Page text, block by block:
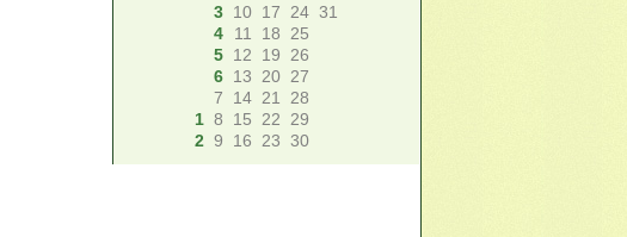
3 10 17 24 31
4
11 18
25
5 12 19
26
6 13 20 27
7
14 21
28
1 8 15 22
29
2 9 16 23 30